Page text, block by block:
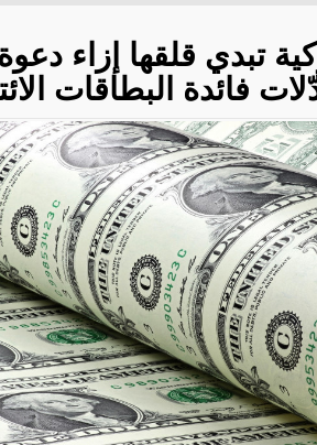
تبدي قلقها إزاء
فائدة البطاقات